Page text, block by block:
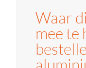
Waar
mee te